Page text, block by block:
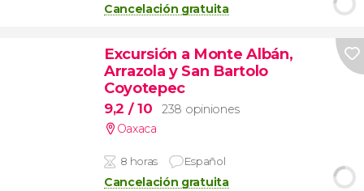
Cancelación gratuita
Excursión a Monte Albán,
Arrazola y San Bartolo
Coyotepec
9,2 / 10
238 opiniones
Oaxaca
8 horas Español
Cancelación gratuita